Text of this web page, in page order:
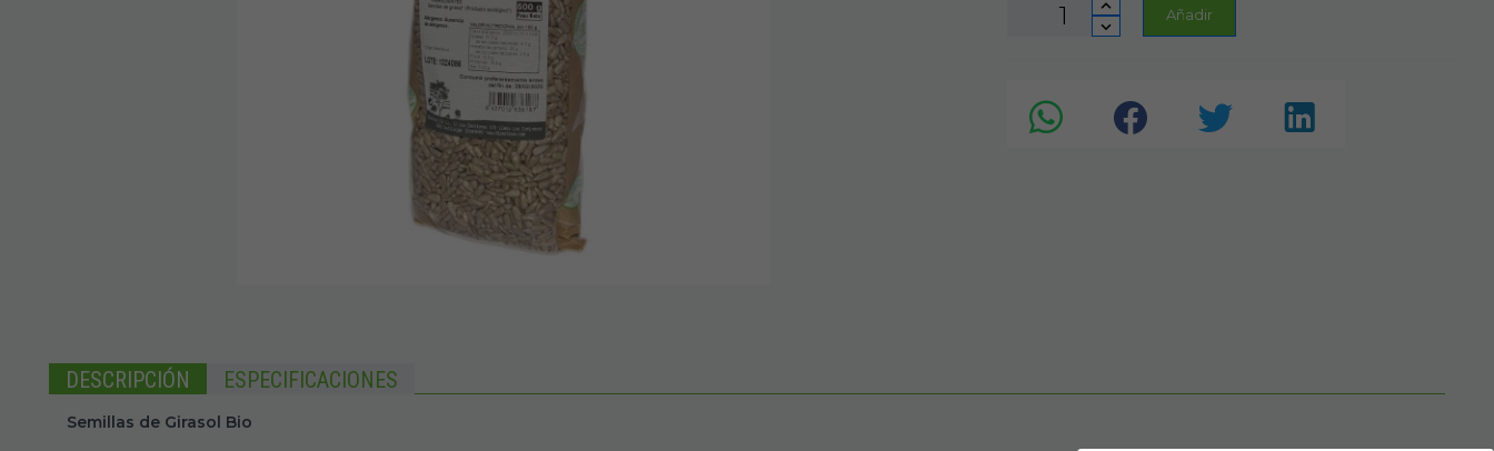
Añadir
DESCRIPCIÓN ESPECIFICACIONES
Semillas de Girasol Bio